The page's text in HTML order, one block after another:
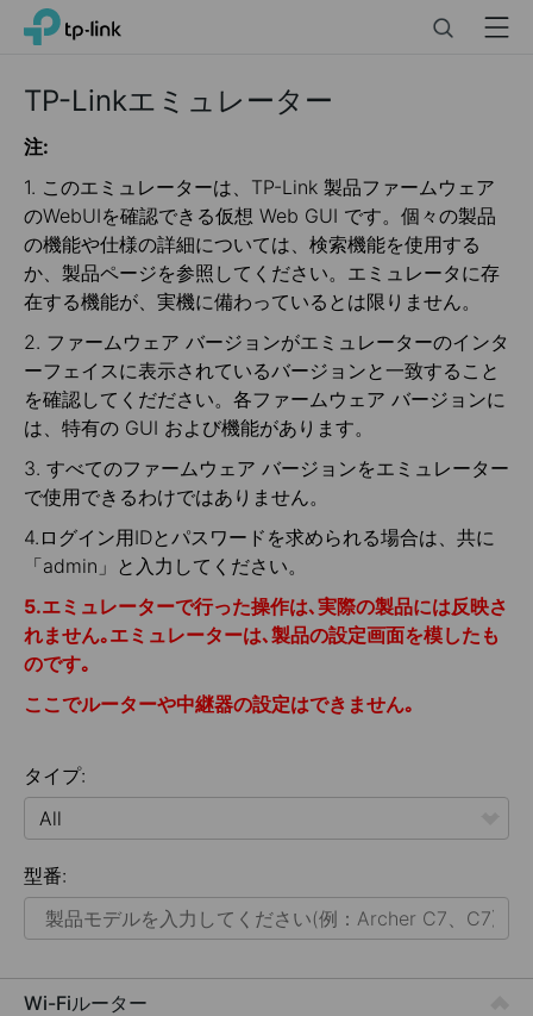
Click
navigation
bar
TP-Link, Reliably Smart Menu
TP-Linkエミュレーター
注:
1. このエミュレーターは、TP-Link 製品ファームウェア
のWebUIを確認できる仮想 Web GUI です。個々の製品
の機能や仕様の詳細については、検索機能を使用する
か、製品ページを参照してください。エミュレータに存
在する機能が、実機に備わっているとは限りません。
2. ファームウェア バージョンがエミュレーターのインタ
ーフェイスに表示されているバージョンと一致すること
を確認してくだださい。各ファームウェア バージョンに
は、特有の GUI および機能があります。
3. すべてのファームウェア バージョンをエミュレーター
で使用できるわけではありません。
4.ログイン用IDとパスワードを求められる場合は、共に
「admin」と入力してください。
5.エミュレーターで行った操作は､実際の製品には反映さ
れません｡エミュレーターは､製品の設定画面を模したも
のです｡
ここでルーターや中継器の設定はできません｡
タイプ:
All
ホームネット
法人用ネットワーク
型番:
Wi-Fiルーター